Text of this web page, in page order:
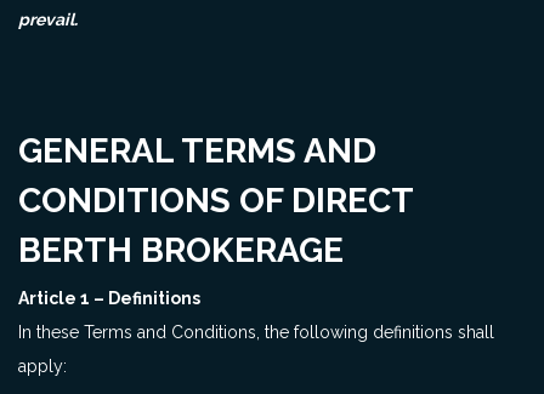
prevail.
GENERAL TERMS AND
CONDITIONS OF DIRECT
BERTH BROKERAGE
Article 1 – Definitions
In these Terms and Conditions, the following definitions shall
apply: